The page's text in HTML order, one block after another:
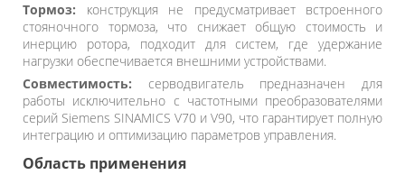
Тормоз: конструкция не предусматривает встроенного
стояночного тормоза, что снижает общую стоимость и
инерцию ротора, подходит для систем, где удержание
нагрузки обеспечивается внешними устройствами.
Совместимость: серводвигатель предназначен для
работы исключительно с частотными преобразователями
серий Siemens SINAMICS V70 и V90, что гарантирует полную
интеграцию и оптимизацию параметров управления.
Область применения